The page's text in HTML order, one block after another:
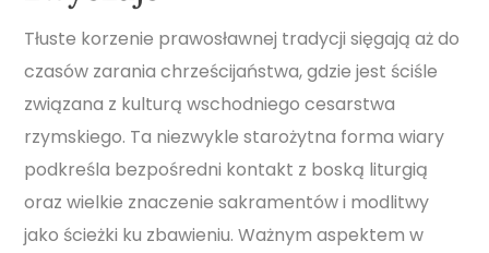
Tłuste korzenie prawosławnej tradycji sięgają aż do
czasów zarania chrześcijaństwa, gdzie jest ściśle
związana z kulturą wschodniego cesarstwa
rzymskiego. Ta niezwykle starożytna forma wiary
podkreśla bezpośredni kontakt z boską liturgią
oraz wielkie znaczenie sakramentów i modlitwy
jako ścieżki ku zbawieniu. Ważnym aspektem w